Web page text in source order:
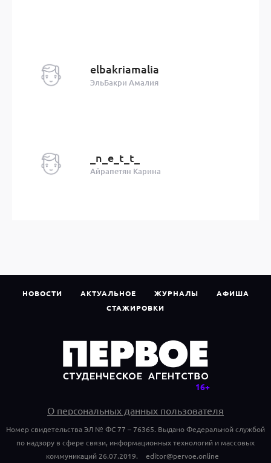
elbakriamalia
ЭльБакри Амалия
_n_e_t_t_
Айрапетян Карина
НОВОСТИ АКТУАЛЬНОЕ ЖУРНАЛЫ
АФИША
СТАЖИРОВКИ
О персональных данных пользователя
Номер свидетельства ЭЛ № ФС 77 – 76365. Выдано Федеральной службой
по надзору в сфере связи, информационных технологий и массовых
коммуникаций 26.07.2019.
editor@pervoe.online